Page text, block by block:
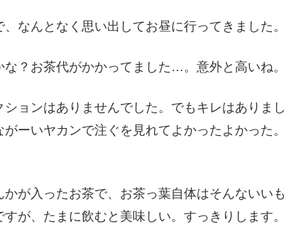
なんとなく思い出してお昼に行ってきました。
？お茶代がかかってました…。意外と高いね。
ョンはありませんでした。でもキレはありまし
ーいヤカンで注ぐを見れてよかったよかった。
が入ったお茶で、お茶っ葉自体はそんないいも
が、たまに飲むと美味しい。すっきりします。